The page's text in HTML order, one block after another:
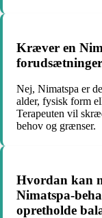
Kræver en
forudsætninger
Nej, Nimatspa er
alder, fysisk form
Terapeuten vil
behov og grænser.
Hvordan kan
Nimatspa-
opretholde